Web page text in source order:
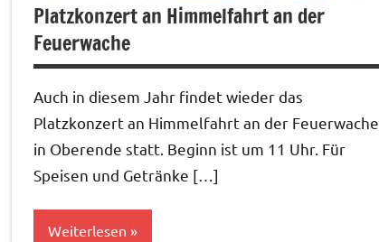
Platzkonzert an Himmelfahrt an der
Feuerwache
Auch in diesem Jahr findet wieder das
Platzkonzert an Himmelfahrt an der Feuerwache
in Oberende statt. Beginn ist um 11 Uhr. Für
Speisen und Getränke […]
Weiterlesen